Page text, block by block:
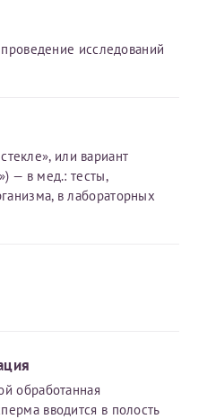
исследований
или вариант
— в мед.: тесты,
в лабораторных
обработанная
вводится в полость
и
разворот с фотографией,